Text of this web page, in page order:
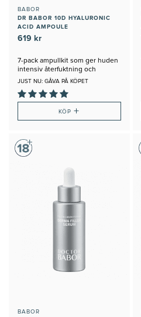
BABOR
DR BABOR 10D HYALURONIC
ACID AMPOULE
619 kr
7-pack ampullkit som ger huden
intensiv återfuktning och
fyllighet
JUST NU: GÅVA PÅ KÖPET
KÖP+
BABOR